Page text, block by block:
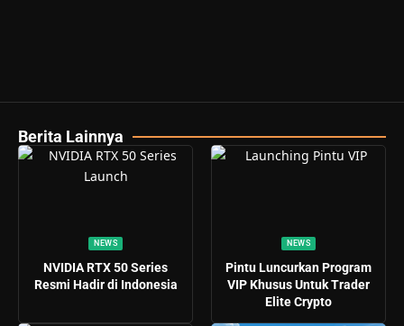
Berita Lainnya
NEWS
NVIDIA RTX 50 Series
Resmi Hadir di Indonesia
NEWS
Pintu Luncurkan Program
VIP Khusus Untuk Trader
Elite Crypto